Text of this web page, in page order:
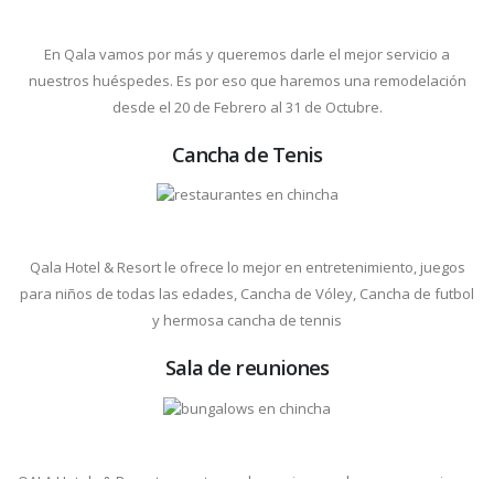
En Qala vamos por más y queremos darle el mejor servicio a
nuestros huéspedes. Es por eso que haremos una remodelación
desde el 20 de Febrero al 31 de Octubre.
Cancha de Tenis
Qala Hotel & Resort le ofrece lo mejor en entretenimiento, juegos
para niños de todas las edades, Cancha de Vóley, Cancha de futbol
y hermosa cancha de tennis
Sala de reuniones